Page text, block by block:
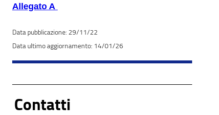
Allegato A
29/11/22
14/01/26
Contatti